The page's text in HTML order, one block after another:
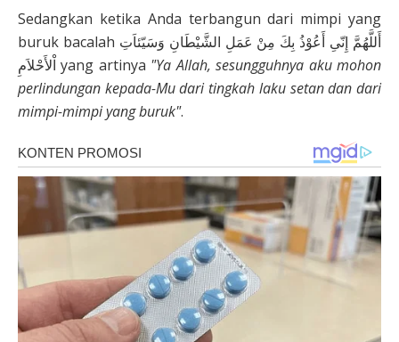
Sedangkan ketika Anda terbangun dari mimpi yang
buruk bacalah أَللَّهُمَّ إِنّىِ أَعُوْذُ بِكَ مِنْ عَمَلِ الشَّيْطَانِ وَسَيّئاَتِ
اْلأَحْلاَمِ yang artinya "Ya Allah, sesungguhnya aku mohon
perlindungan kepada-Mu dari tingkah laku setan dan dari
mimpi-mimpi yang buruk".